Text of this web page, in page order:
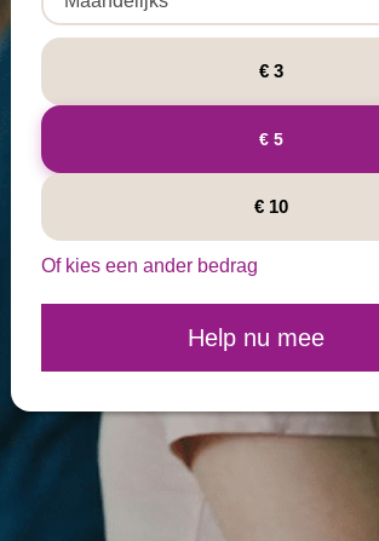
(Vereist)
Bedrag
€ 3
€ 5
€ 10
Of kies een ander bedrag